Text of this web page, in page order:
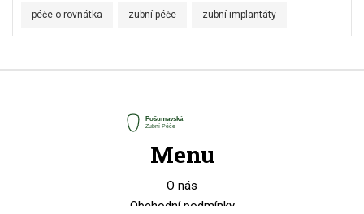
péče o rovnátka zubní péče zubní implantáty
Menu
O nás
Obchodní podmínky